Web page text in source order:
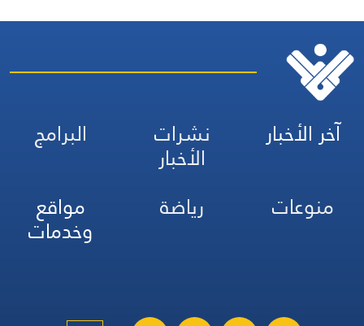
آخر الأخبار نشرات
الأخبار
البرامج
منوعات
رياضة مواقع
وخدمات